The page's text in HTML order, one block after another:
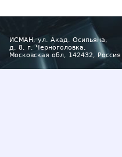
ИСМАН, ул. Акад. Осипьяна,
д. 8, г. Черноголовка,
Московская обл, 142432, Россия